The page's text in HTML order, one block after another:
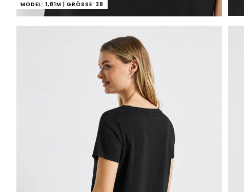
MODEL: 1,81M | GRÖSSE: 38